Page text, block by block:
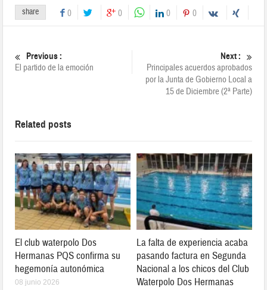
share 0 0 0 0
Previous :
El partido de la emoción
Next :
Principales acuerdos aprobados
por la Junta de Gobierno Local a
15 de Diciembre (2ª Parte)
Related posts
El club waterpolo Dos
Hermanas PQS confirma su
hegemonía autonómica
08 junio 2026
La falta de experiencia acaba
pasando factura en Segunda
Nacional a los chicos del Club
Waterpolo Dos Hermanas